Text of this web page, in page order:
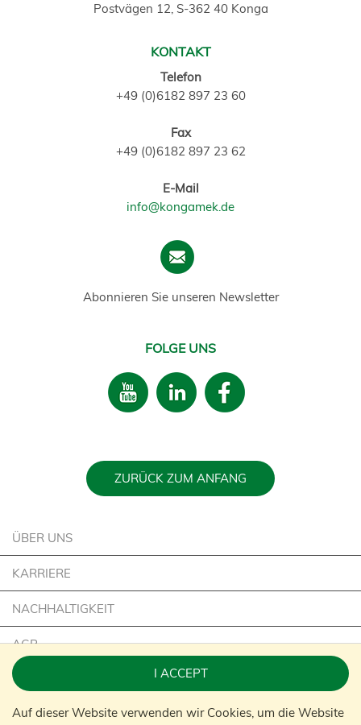
I ACCEPT
Auf dieser Website verwenden wir Cookies, um die Website
Postvägen 12, S-362 40 Konga
KONTAKT
Telefon
+49 (0)6182 897 23 60
Fax
+49 (0)6182 897 23 62
E-Mail
info@kongamek.de
Abonnieren Sie unseren Newsletter
FOLGE UNS
ZURÜCK ZUM ANFANG
ÜBER UNS
KARRIERE
NACHHALTIGKEIT
AGB
IMPRESSUM
KONTAKT